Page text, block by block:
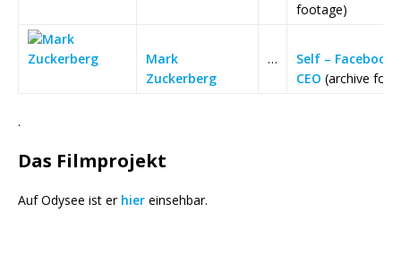
footage)
Mark
Zuckerberg
…
Self – Facebook
CEO (archive
.
Das Filmprojekt
Auf Odysee ist er hier einsehbar.